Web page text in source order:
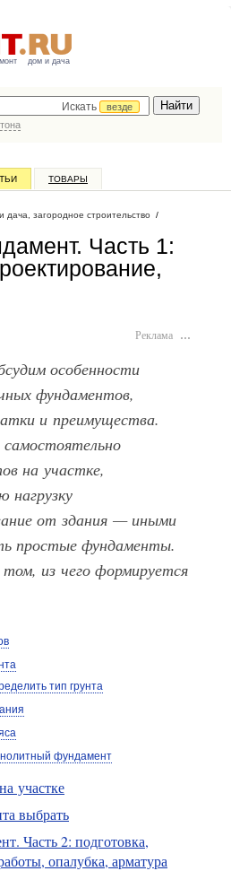
дом и дача
Искать
везде
ТОВАРЫ
дача, загородное строительство /
Часть 1:
Реклама …
особенности
фундаментов,
и преимущества.
самостоятельно
на участке,
нагрузку
от здания — иными
простые фундаменты.
из чего формируется
тип грунта
фундамент
участке
выбрать
Часть 2: подготовка,
опалубка, арматура